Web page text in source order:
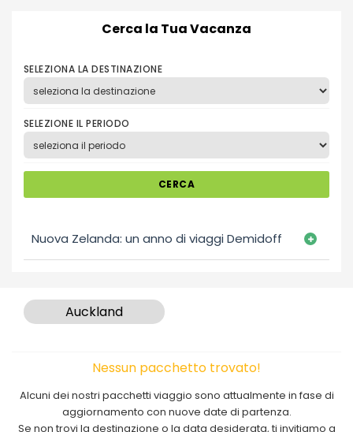
Cerca la Tua Vacanza
SELEZIONA LA DESTINAZIONE
SELEZIONE IL PERIODO
CERCA
Nuova Zelanda: un anno di viaggi Demidoff
Auckland
Nessun pacchetto trovato!
Alcuni dei nostri pacchetti viaggio sono attualmente in fase di
aggiornamento con nuove date di partenza.
Se non trovi la destinazione o la data desiderata, ti invitiamo a